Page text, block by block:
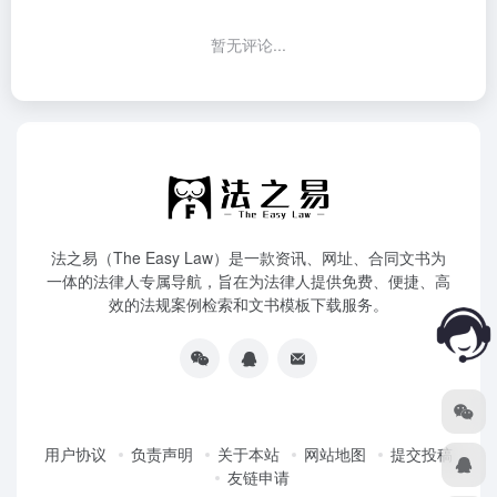
暂无评论...
法之易（The Easy Law）是一款资讯、网址、合同文书为
一体的法律人专属导航，旨在为法律人提供免费、便捷、高
效的法规案例检索和文书模板下载服务。
用户协议 负责声明 关于本站 网站地图
提交投稿
友链申请